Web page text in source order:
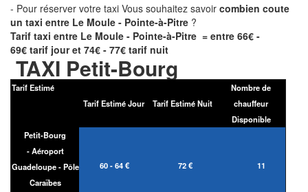
- Pour réserver votre taxi Vous souhaitez savoir combien coute
un taxi entre Le Moule - Pointe-à-Pitre ?
Tarif taxi entre Le Moule - Pointe-à-Pitre = entre 66€ -
69€ tarif jour et 74€ - 77€ tarif nuit
TAXI Petit-Bourg
Tarif Estimé
Tarif Estimé Jour
Tarif Estimé Nuit
Nombre de
chauffeur
Disponible
Petit-Bourg
- Aéroport
Guadeloupe - Pôle
Caraïbes
60 - 64 € 72 € 11